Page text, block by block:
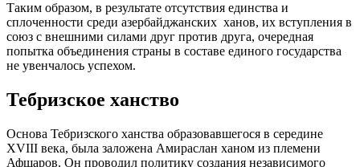
Таким образом, в результате отсутствия единства и
сплоченности среди азербайджанских ханов, их вступления в
союз с внешними силами друг против друга, очередная
попытка объединения страны в составе единого государства
не увенчалось успехом.
Тебризское ханство
Основа Тебризского ханства образовавшегося в середине
XVIII века, была заложена Амираслан ханом из племени
Афшаров. Он проводил политику создания независимого